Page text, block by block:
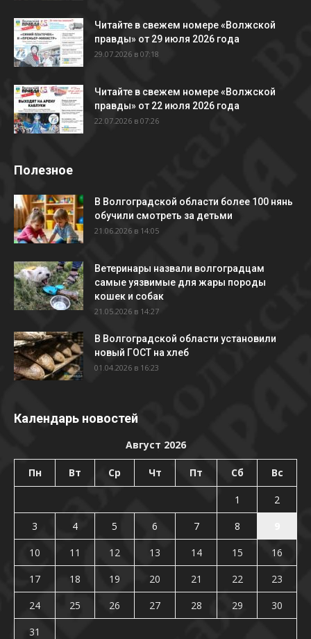
Читайте в свежем номере «Волжской
правды» от 29 июля 2026 года
29.07.2026 в 07:18
Читайте в свежем номере «Волжской
правды» от 22 июля 2026 года
22.07.2026 в 07:26
Полезное
В Волгоградской области более 100 нянь
обучили смотреть за детьми
21.06.2026 в 14:05
Ветеринары назвали волгоградцам
самые уязвимые для жары породы
кошек и собак
21.05.2026 в 14:27
В Волгоградской области установили
новый ГОСТ на хлеб
01.04.2026 в 16:23
Календарь новостей
Август 2026
Пн Вт Ср Чт Пт Сб Вс
1
2
3
4 5 6 7 8
10
11 12 13 14 15
16
17
18 19 20 21 22
23
24
25 26 27 28 29
30
31